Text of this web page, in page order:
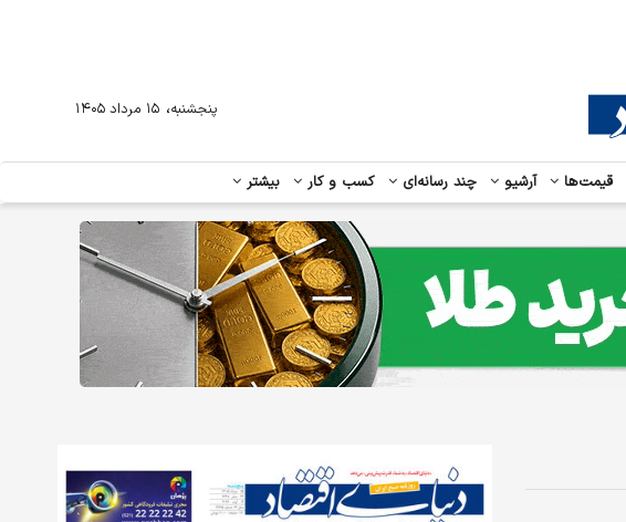
قیمت‌ها آرشیو چند رسانه‌ای کسب و کار بیشتر
پنجشنبه، ۱۵ مرداد ۱۴۰۵